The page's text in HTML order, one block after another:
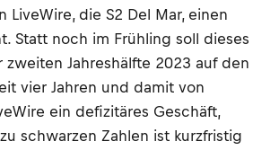
LiveWire, die S2 Del Mar, einen
Statt noch im Frühling soll dieses
Jahreshälfte 2023 auf den
vier Jahren und damit von
ein defizitäres Geschäft,
schwarzen Zahlen ist kurzfristig